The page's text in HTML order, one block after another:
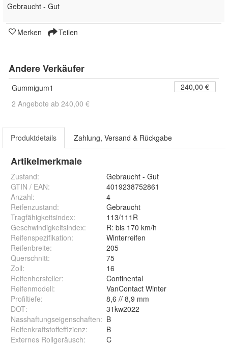
Gebraucht - Gut
Merken Teilen
Andere Verkäufer
Gummigum1
240,00 €
2 Angebote ab 240,00 €
Produktdetails Zahlung, Versand & Rückgabe
Artikelmerkmale
Zustand:
Gebraucht - Gut
GTIN / EAN:
4019238752861
Anzahl:
4
Reifenzustand:
Gebraucht
Tragfähigkeitsindex:
113/111R
Geschwindigkeitsindex:
R: bis 170 km/h
Reifenspezifikation:
Winterreifen
Reifenbreite:
205
Querschnitt:
75
Zoll:
16
Reifenhersteller:
Continental
Reifenmodell:
VanContact Winter
Profiltiefe:
8,6 // 8,9 mm
DOT:
31kw2022
Nasshaftungseigenschaften: B
Reifenkraftstoffeffizienz:
B
Externes Rollgeräusch: C